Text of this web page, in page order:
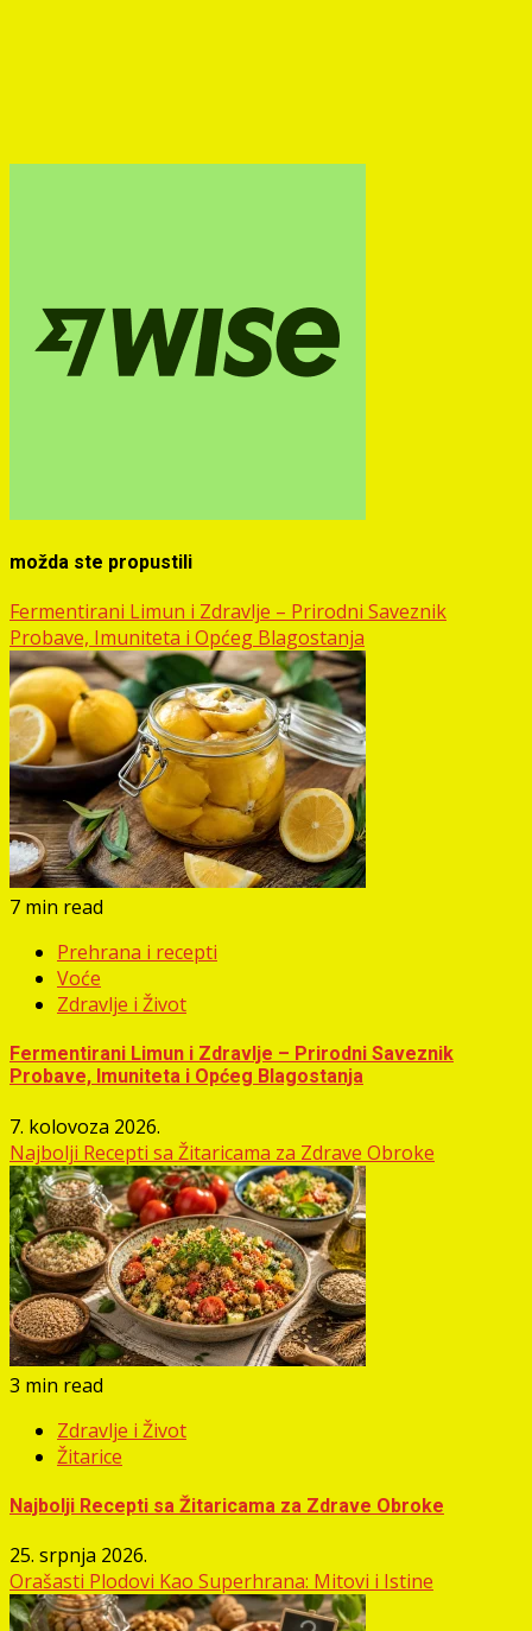
možda ste propustili
Fermentirani Limun i Zdravlje – Prirodni Saveznik
Probave, Imuniteta i Općeg Blagostanja
7 min read
Prehrana i recepti
Voće
Zdravlje i Život
Fermentirani Limun i Zdravlje – Prirodni Saveznik
Probave, Imuniteta i Općeg Blagostanja
7. kolovoza 2026.
Najbolji Recepti sa Žitaricama za Zdrave Obroke
3 min read
Zdravlje i Život
Žitarice
Najbolji Recepti sa Žitaricama za Zdrave Obroke
25. srpnja 2026.
Orašasti Plodovi Kao Superhrana: Mitovi i Istine